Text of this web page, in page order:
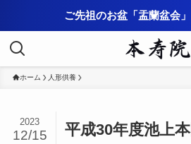
ご先祖のお盆「盂蘭盆会」
ホーム 人形供養
平成30年度池上
2023
12/15